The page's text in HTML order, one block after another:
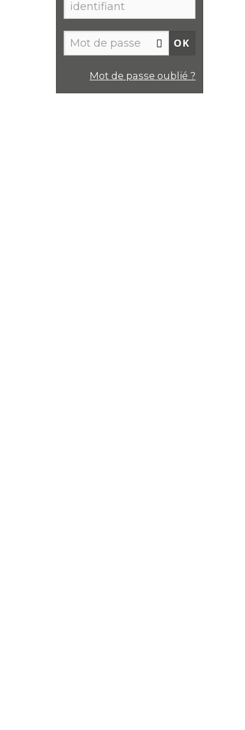
Mot de passe oublié ?